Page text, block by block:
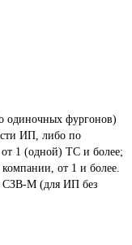
одиночных фургонов)
ИП, либо по
от 1 (одной) ТС и более;
от 1 и более.
СЗВ-М (для ИП без